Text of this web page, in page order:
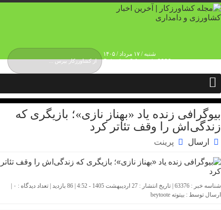
شنبه / ۱۷ مرداد / ۱۴۰۵
Saturday, 8 August , 2026
بیوگرافی زنده یاد «بهناز نازی»؛ بازیگری که
زندگی‌اش را وقف تئاتر کرد
ارسال پرینت
شناسه خبر : 63376 | تاریخ انتشار : 27 اردیبهشت 1405 - 4:52 | 86 بازدید | تعداد دیدگاه : ۰
ارسال توسط : بیتوته beytoote